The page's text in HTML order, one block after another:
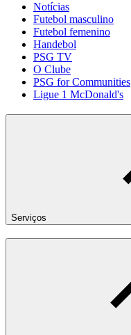
Notícias
Futebol masculino
Futebol femenino
Handebol
PSG TV
O Clube
PSG for Communities
Ligue 1 McDonald's
Serviços